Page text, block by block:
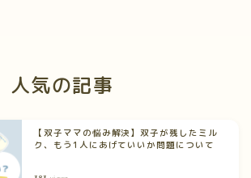
人気の記事
【双子ママの悩み解決】双子が残したミル
ク、もう1人にあげていいか問題について